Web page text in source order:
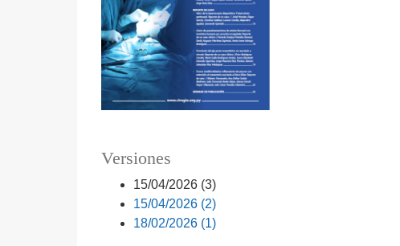
Versiones
15/04/2026 (3)
15/04/2026 (2)
18/02/2026 (1)